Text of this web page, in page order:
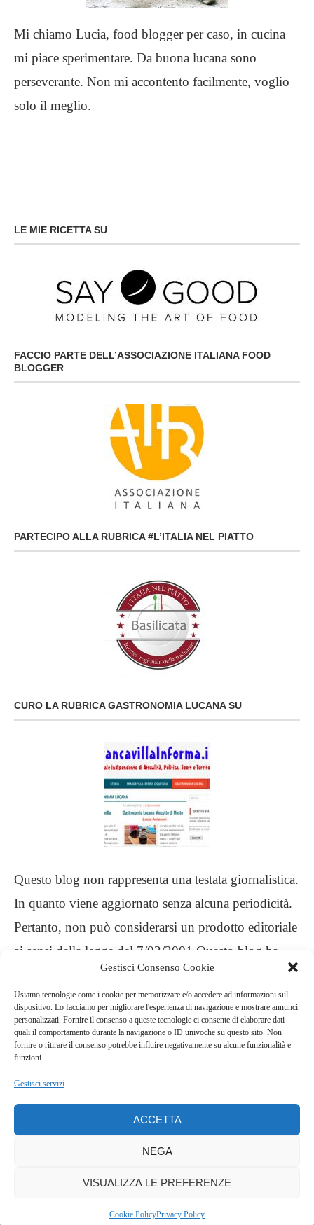
Gestisci Consenso Cookie
Usiamo tecnologie come i cookie per memorizzare e/o accedere ad informazioni sul
dispositivo. Lo facciamo per migliorare l'esperienza di navigazione e mostrare annunci
personalizzati. Fornire il consenso a queste tecnologie ci consente di elaborare dati
quali il comportamento durante la navigazione o ID univoche su questo sito. Non
fornire o ritirare il consenso potrebbe influire negativamente su alcune funzionalità e
funzioni.
Gestisci servizi
ACCETTA
NEGA
VISUALIZZA LE PREFERENZE
Cookie PolicyPrivacy Policy
Mi chiamo Lucia, food blogger per caso, in cucina
mi piace sperimentare. Da buona lucana sono
perseverante. Non mi accontento facilmente, voglio
solo il meglio.
LE MIE RICETTA SU
FACCIO PARTE DELL’ASSOCIAZIONE ITALIANA FOOD
BLOGGER
PARTECIPO ALLA RUBRICA #L’ITALIA NEL PIATTO
CURO LA RUBRICA GASTRONOMIA LUCANA SU
Questo blog non rappresenta una testata giornalistica.
In quanto viene aggiornato senza alcuna periodicità.
Pertanto, non può considerarsi un prodotto editoriale
ai sensi della legge del 7/03/2001 Questo blog ha
carattere personale, non è mio intento infrangere
alcun diritto d’autore
.
COPYRIGHT © 2022 QUELLA LUCINA NELLA CUCINA
BACK TO TOP